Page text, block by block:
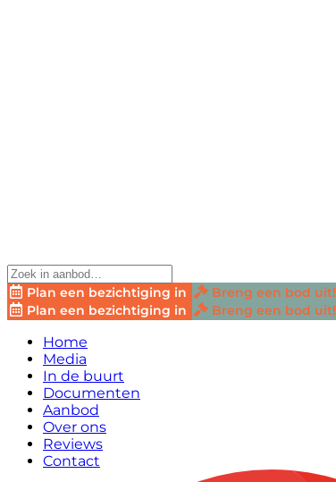
Plan een bezichtiging in Breng een bod uit!
Plan een bezichtiging in
Breng een bod uit!
Home
Media
In de buurt
Documenten
Aanbod
Over ons
Reviews
Contact